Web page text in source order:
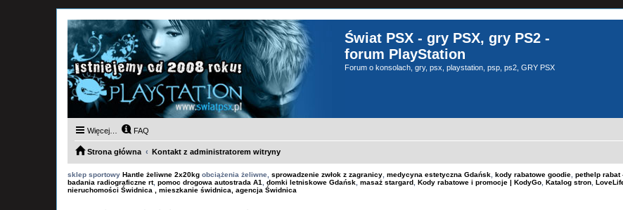
Świat PSX - gry PSX, gry PS2 -
forum PlayStation
Forum o konsolach, gry, psx, playstation, psp, ps2, GRY PSX
Więcej… FAQ
Strona główna Kontakt z administratorem witryny
sklep sportowy Hantle żeliwne 2x20kg obciążenia żeliwne, sprowadzenie zwłok z zagranicy medycyna estetyczna Gdańsk kody rabatowe goodie pethelp rabat
badania radiograficzne rt, pomoc drogowa autostrada A1 domki letniskowe Gdańsk masaż stargard Kody rabatowe i promocje | KodyGo Katalog stron
nieruchomości Świdnica , mieszkanie świdnica, agencja Świdnica